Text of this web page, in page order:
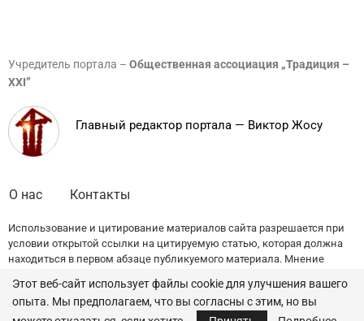
Учредитель портала – Общественная ассоциация „Традиция –
XXI”
Главный редактор портала — Виктор Жосу
О нас Контакты
Использование и цитирование материалов сайта разрешается при
условии открытой ссылки на цитируемую статью, которая должна
находиться в первом абзаце публикуемого материала. Мнение
© 2022 — All Rights Reserved. Traditia.md
Этот веб-сайт использует файлы cookie для улучшения вашего
опыта. Мы предполагаем, что вы согласны с этим, но вы